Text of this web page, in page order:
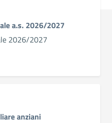
a.s. 2026/2027
2026/2027
anziani